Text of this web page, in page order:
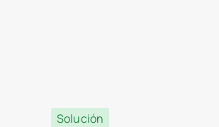
Solución